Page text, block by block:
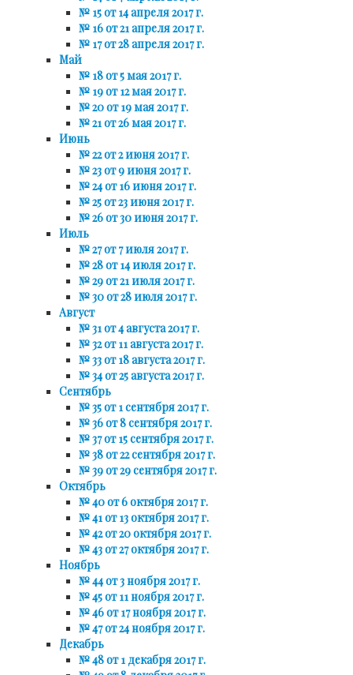
№ 15 от 14 апреля 2017 г.
№ 16 от 21 апреля 2017 г.
№ 17 от 28 апреля 2017 г.
Май
№ 18 от 5 мая 2017 г.
№ 19 от 12 мая 2017 г.
№ 20 от 19 мая 2017 г.
№ 21 от 26 мая 2017 г.
Июнь
№ 22 от 2 июня 2017 г.
№ 23 от 9 июня 2017 г.
№ 24 от 16 июня 2017 г.
№ 25 от 23 июня 2017 г.
№ 26 от 30 июня 2017 г.
Июль
№ 27 от 7 июля 2017 г.
№ 28 от 14 июля 2017 г.
№ 29 от 21 июля 2017 г.
№ 30 от 28 июля 2017 г.
Август
№ 31 от 4 августа 2017 г.
№ 32 от 11 августа 2017 г.
№ 33 от 18 августа 2017 г.
№ 34 от 25 августа 2017 г.
Сентябрь
№ 35 от 1 сентября 2017 г.
№ 36 от 8 сентября 2017 г.
№ 37 от 15 сентября 2017 г.
№ 38 от 22 сентября 2017 г.
№ 39 от 29 сентября 2017 г.
Октябрь
№ 40 от 6 октября 2017 г.
№ 41 от 13 октября 2017 г.
№ 42 от 20 октября 2017 г.
№ 43 от 27 октября 2017 г.
Ноябрь
№ 44 от 3 ноября 2017 г.
№ 45 от 11 ноября 2017 г.
№ 46 от 17 ноября 2017 г.
№ 47 от 24 ноября 2017 г.
Декабрь
№ 48 от 1 декабря 2017 г.